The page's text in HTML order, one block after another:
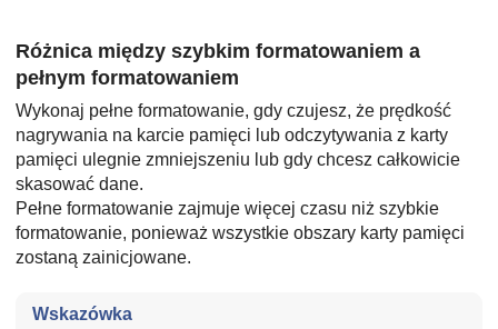
Różnica między szybkim formatowaniem a
pełnym formatowaniem
Wykonaj pełne formatowanie, gdy czujesz, że prędkość
nagrywania na karcie pamięci lub odczytywania z karty
pamięci ulegnie zmniejszeniu lub gdy chcesz całkowicie
skasować dane.
Pełne formatowanie zajmuje więcej czasu niż szybkie
formatowanie, ponieważ wszystkie obszary karty pamięci
zostaną zainicjowane.
Wskazówka